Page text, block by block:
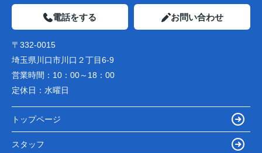
電話をする お問い合わせ
〒332-0015
埼玉県川口市川口２丁目6-9
営業時間： 10：00～18：00
定休日： 水曜日
トップページ
スタッフ